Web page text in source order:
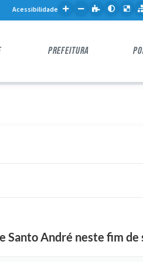
Acessibilidade
PREFEITURA
Santo André neste fim de
t
o